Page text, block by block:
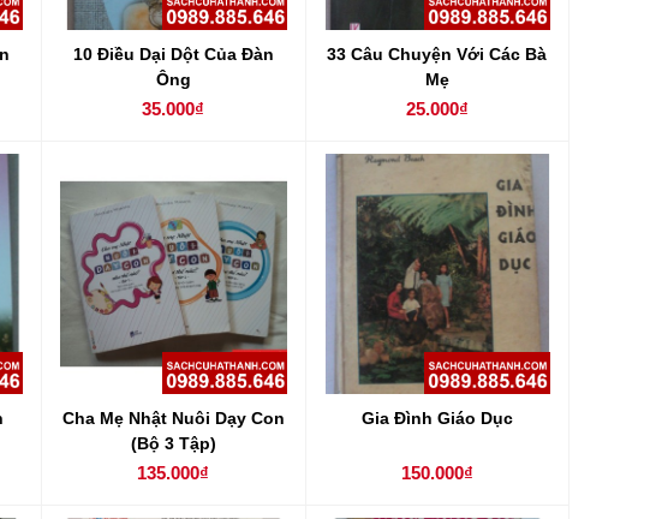
10 Điều Dại Dột Của Đàn
Ông
35.000₫
33 Câu Chuyện Với Các Bà
Mẹ
25.000₫
Cha Mẹ Nhật Nuôi Dạy Con
(Bộ 3 Tập)
135.000₫
Gia Đình Giáo Dục
150.000₫